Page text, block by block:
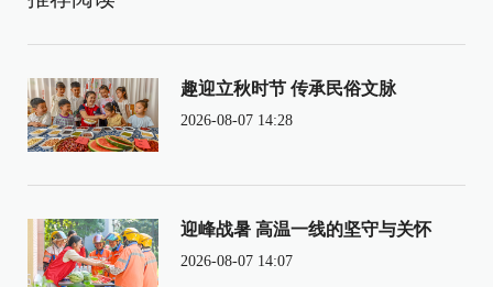
趣迎立秋时节 传承民俗文脉
2026-08-07 14:28
迎峰战暑 高温一线的坚守与关怀
2026-08-07 14:07